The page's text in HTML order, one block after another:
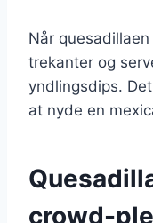
Når
trekanter og
yndlingsdips.
at nyde en
crowd-